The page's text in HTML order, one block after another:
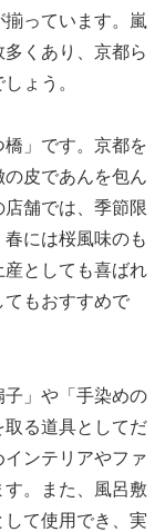
っています。嵐
くあり、京都ら
ょう。
」です。京都を
皮であんを包ん
舗では、季節限
には桜風味のも
としても喜ばれ
てもおすすめで
」や「手染めの
取る道具としてだ
ンテリアやファ
。また、風呂敷
て使用でき、実